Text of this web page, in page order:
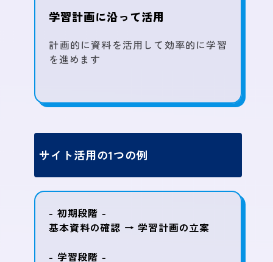
学習計画に沿って活用
計画的に資料を活用して効率的に学習
を進めます
サイト活用の1つの例
- 初期段階 -
基本資料の確認 → 学習計画の立案
- 学習段階 -